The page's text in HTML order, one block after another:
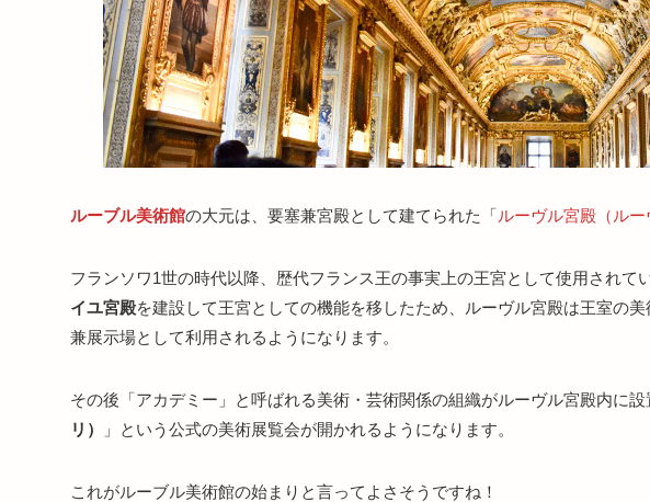
ルーブル美術館の大元は、要塞兼宮殿として建てられた「ルーヴル宮殿（ルー
フランソワ1世の時代以降、歴代フランス王の事実上の王宮として使用されて
イユ宮殿を建設して王宮としての機能を移したため、ルーヴル宮殿は王室の
兼展示場として利用されるようになります。
その後「アカデミー」と呼ばれる美術・芸術関係の組織がルーヴル宮殿内に設
リ）
」という公式の美術展覧会が開かれるようになります。
これがルーブル美術館の始まりと言ってよさそうですね！